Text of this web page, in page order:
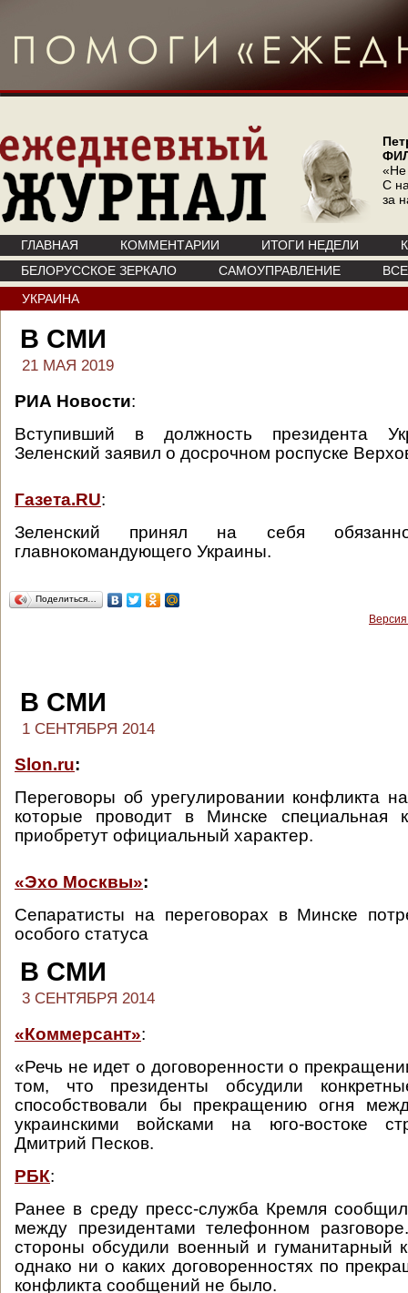
«Не
С
за
ГЛАВНАЯ КОММЕНТАРИИ ИТОГИ НЕДЕЛИ
БЕЛОРУССКОЕ ЗЕРКАЛО
САМОУПРАВЛЕНИЕ
УКРАИНА
В СМИ
21 МАЯ 2019
РИА Новости:
Вступивший в должность президента
Зеленский заявил о досрочном роспуске
Газета.RU:
Зеленский принял на себя
главнокомандующего Украины.
Поделиться…
В СМИ
1 СЕНТЯБРЯ 2014
Slon.ru:
Переговоры об урегулировании конфликта
которые проводит в Минске специальная
приобретут официальный характер.
«Эхо Москвы»:
Сепаратисты на переговорах в Минске
особого статуса
В СМИ
3 СЕНТЯБРЯ 2014
«Коммерсант»:
«Речь не идет о договоренности о
том, что президенты обсудили
способствовали бы прекращению огня
украинскими войсками на юго-востоке
Дмитрий Песков.
РБК:
Ранее в среду пресс-служба Кремля
между президентами телефонном
стороны обсудили военный и гуманитарный
однако ни о каких договоренностях по
конфликта сообщений не было.